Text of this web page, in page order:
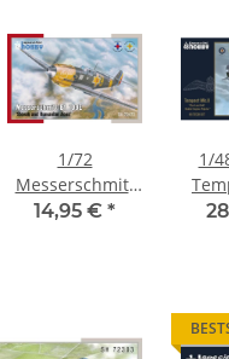
1/72
Messerschmitt
Bf-109E "Slovak
14,95 € *
1/